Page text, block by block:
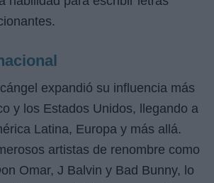
expandió su influencia más
y los Estados Unidos, llegando a
Latina, Europa y más allá.
artistas de renombre como
Omar, J Balvin y Bad Bunny, lo